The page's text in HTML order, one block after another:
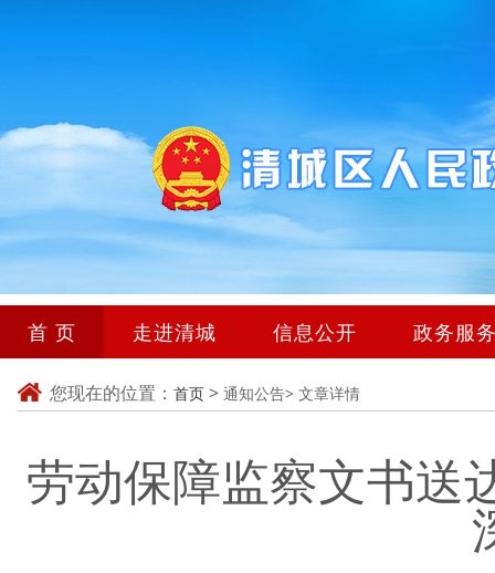
首 页 走进清城 信息公开 政务服
您现在的位置： 首页 > 通知公告> 文章详情
劳动保障监察文书送